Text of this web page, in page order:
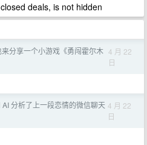
deals, is not hidden
来分享一个小游戏《勇闯霍尔木 4 月 22
日
AI 分析了上一段恋情的微信聊天 4 月 22
日